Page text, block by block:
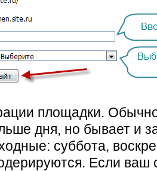
площадки.
дня, но бывает и
суббота,
Если ваш